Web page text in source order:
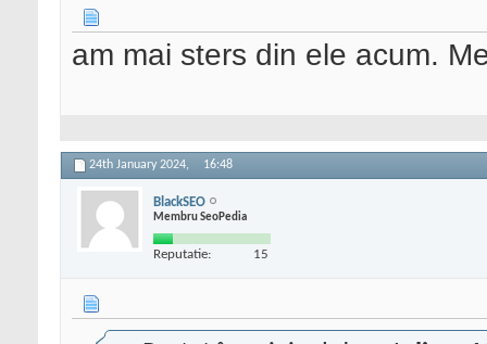
am mai sters din ele acum.
24th January 2024, 16:48
BlackSEO
Membru SeoPedia
Reputatie: 15